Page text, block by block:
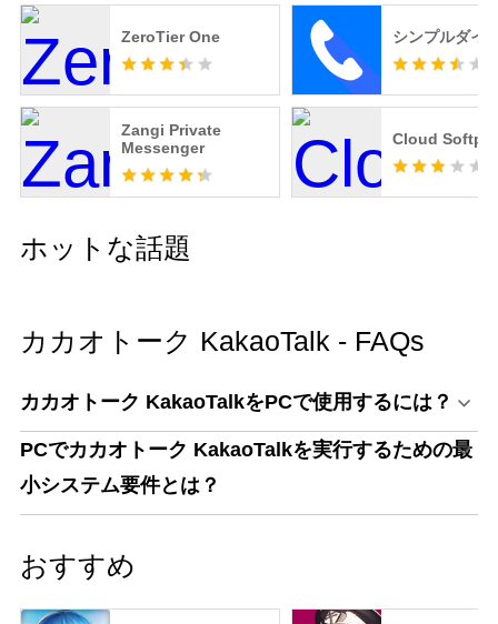
ZeroTier One シンプルダイ
Zangi Private
Messenger
Cloud
ホットな話題
カカオトーク KakaoTalk - FAQs
カカオトーク KakaoTalkをPCで使用するには？
PCでカカオトーク KakaoTalkを実行するための最
小システム要件とは？
おすすめ